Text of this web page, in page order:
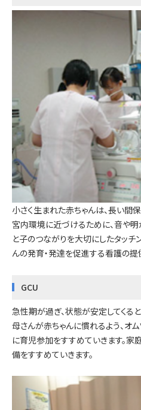
小さく生まれた赤ちゃんは、長い間
宮内環境に近づけるために、音や明
と子のつながりを大切にしたタッチ
んの発育・発達を促進する看護の提
GCU
急性期が過ぎ、状態が安定してくる
母さんが赤ちゃんに慣れるよう、オ
に育児参加をすすめていきます。
備をすすめていきます。